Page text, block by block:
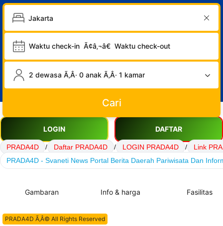
Waktu check-in Ã¢â‚¬â€ Waktu check-out
2 dewasa Ã‚Â· 0 anak Ã‚Â· 1 kamar
Cari
LOGIN DAFTAR
PRADA4D / Daftar PRADA4D / LOGIN PRADA4D /
Link
PRADA4D - Svaneti News Portal Berita Daerah Pariwisata Dan
Gambaran Info & harga Fasilitas
PRADA4D Ã‚Â© All Rights Reserved